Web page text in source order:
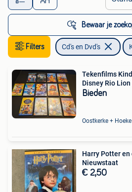
Bewaar je
Filters Cd's en Dvd's
Tekenfilms
Disney Rio Lion
Bieden
Oostkerke + Hoeke
Harry Potter en
Nieuwstaat
€ 2,50